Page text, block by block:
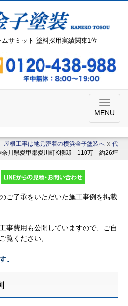
サミット 塗料採用実績関東1位
MENU
屋根工事は地元密着の横浜金子塗装へ
代
奈川県愛甲郡愛川町K様邸 110万 約26坪
ご了承をいただいた施工事例を掲載
事費用も公開していますので、ご自
覧ください。
。